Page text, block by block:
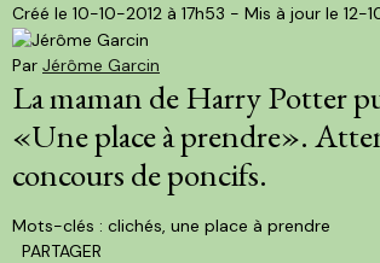
Créé le 10-10-2012 à 17h53 - Mis à jour le 12-
Par Jérôme Garcin
La maman de Harry Potter
«Une place à prendre».
concours de poncifs.
Mots-clés : clichés, une place à prendre
PARTAGER